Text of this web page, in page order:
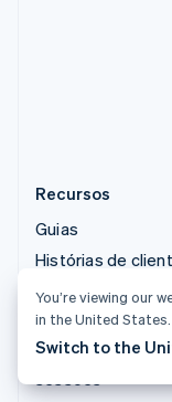
Recursos
Guias
Histórias de
Blog
Comunidade
Conferência
You’re viewing our
in the United States.
Switch to the